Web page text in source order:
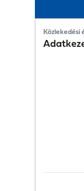
Közlekedési